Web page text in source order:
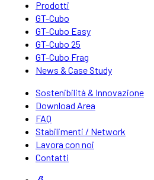
Prodotti
GT-Cubo
GT-Cubo Easy
GT-Cubo 25
GT-Cubo Frag
News & Case Study
Sostenibilità & Innovazione
Download Area
FAQ
Stabilimenti / Network
Lavora con noi
Contatti